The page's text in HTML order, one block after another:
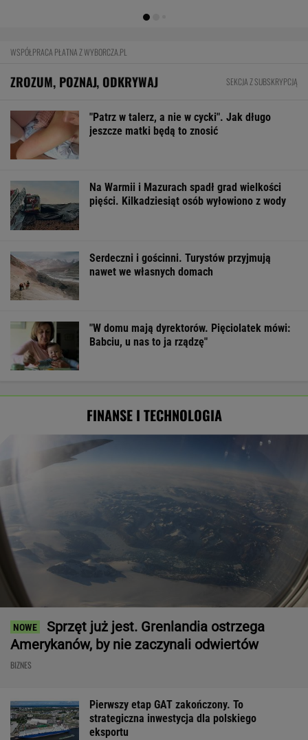
WSPÓŁPRACA PŁATNA Z WYBORCZA.PL
ZROZUM, POZNAJ, ODKRYWAJ SEKCJA Z SUBSKRYPCJĄ
"Patrz w talerz, a nie w cycki". Jak długo
jeszcze matki będą to znosić
Na Warmii i Mazurach spadł grad wielkości
pięści. Kilkadziesiąt osób wyłowiono z wody
Serdeczni i gościnni. Turystów przyjmują
nawet we własnych domach
"W domu mają dyrektorów. Pięciolatek mówi:
Babciu, u nas to ja rządzę"
FINANSE I TECHNOLOGIA
Sprzęt już jest. Grenlandia ostrzega
Amerykanów, by nie zaczynali odwiertów
BIZNES
Pierwszy etap GAT zakończony. To
strategiczna inwestycja dla polskiego
eksportu